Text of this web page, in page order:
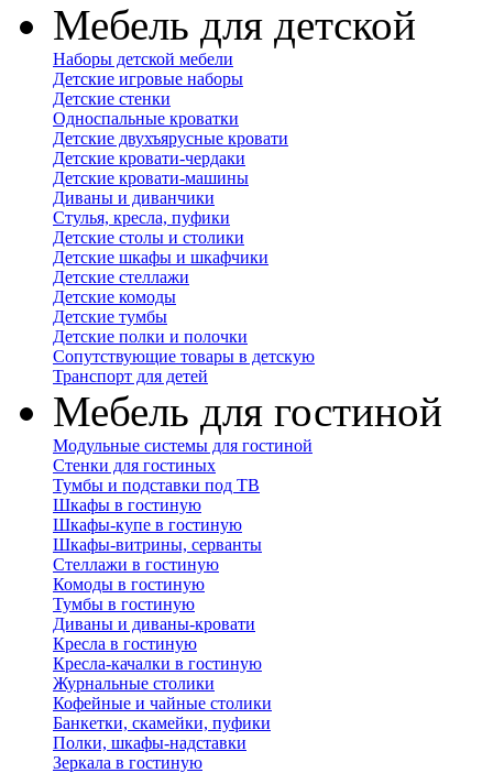
Мебель для детской
Наборы детской мебели
Детские игровые наборы
Детские стенки
Односпальные кроватки
Детские двухъярусные кровати
Детские кровати-чердаки
Детские кровати-машины
Диваны и диванчики
Стулья, кресла, пуфики
Детские столы и столики
Детские шкафы и шкафчики
Детские стеллажи
Детские комоды
Детские тумбы
Детские полки и полочки
Сопутствующие товары в детскую
Транспорт для детей
Мебель для гостиной
Модульные системы для гостиной
Стенки для гостиных
Тумбы и подставки под ТВ
Шкафы в гостиную
Шкафы-купе в гостиную
Шкафы-витрины, серванты
Стеллажи в гостиную
Комоды в гостиную
Тумбы в гостиную
Диваны и диваны-кровати
Кресла в гостиную
Кресла-качалки в гостиную
Журнальные столики
Кофейные и чайные столики
Банкетки, скамейки, пуфики
Полки, шкафы-надставки
Зеркала в гостиную